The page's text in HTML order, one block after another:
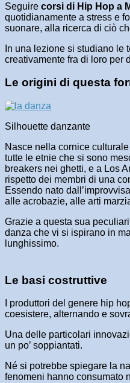
Seguire corsi di Hip Hop a
quotidianamente a stress e
suonare, alla ricerca di ciò
In una lezione si studiano
creativamente fra di loro per
Le origini di questa
Silhouette danzante
Nasce nella cornice
tutte le etnie che si sono
breakers nei ghetti, e a Los
rispetto dei membri di una
Essendo nato
alle acrobazie, alle arti
Grazie a questa sua
danza che vi si ispirano in
lunghissimo.
Le basi costruttive
I produttori del genere hip
coesistere, alternando e
Una delle particolari
un po’ soppiantati.
Né si potrebbe spiegare la
fenomeni hanno consumato